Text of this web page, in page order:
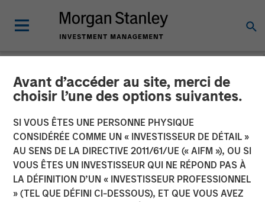
Avant d’accéder au site, merci de
choisir l’une des options suivantes.
SI VOUS ÊTES UNE PERSONNE PHYSIQUE
CONSIDÉRÉE COMME UN « INVESTISSEUR DE DÉTAIL »
AU SENS DE LA DIRECTIVE 2011/61/UE (« AIFM »), OU SI
VOUS ÊTES UN INVESTISSEUR QUI NE RÉPOND PAS À
LA DÉFINITION D’UN « INVESTISSEUR PROFESSIONNEL
» (TEL QUE DÉFINI CI-DESSOUS), ET QUE VOUS AVEZ
NEWSROOM
Global Head of Private
Credit and Equity: David
Miller on CityWire